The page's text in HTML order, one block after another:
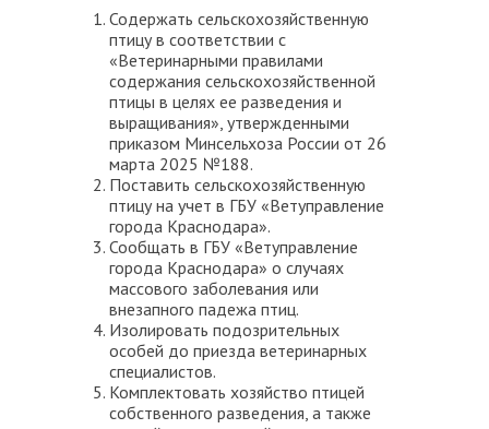
Содержать сельскохозяйственную
птицу в соответствии с
«Ветеринарными правилами
содержания сельскохозяйственной
птицы в целях ее разведения и
выращивания», утвержденными
приказом Минсельхоза России от 26
марта 2025 №188.
Поставить сельскохозяйственную
птицу на учет в ГБУ «Ветуправление
города Краснодара».
Сообщать в ГБУ «Ветуправление
города Краснодара» о случаях
массового заболевания или
внезапного падежа птиц.
Изолировать подозрительных
особей до приезда ветеринарных
специалистов.
Комплектовать хозяйство птицей
собственного разведения, а также